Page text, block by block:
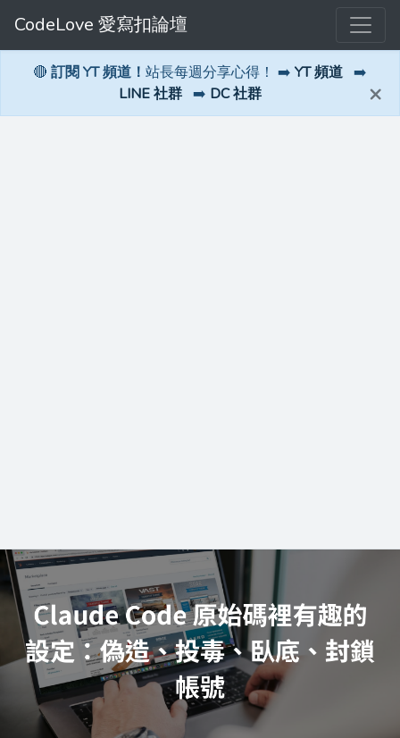
CodeLove 愛寫扣論壇
🔴 訂閱 YT 頻道！ 站長每週分享心得！ ➡️ YT 頻道 ➡️
LINE 社群 ➡️ DC 社群 ×